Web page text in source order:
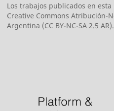
Los trabajos publicados en
Creative Commons Atribución-
Argentina (CC BY-NC-SA 2.5 AR).